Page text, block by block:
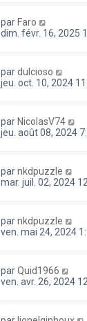
par Faro
dim. févr. 16, 2025
pardulcioso
jeu. oct. 10, 2024
par NicolasV74
jeu. août 08, 2024
parnkdpuzzle
mar. juil. 02, 2024
parnkdpuzzle
ven. mai 24, 2024
parQuid1966
ven. avr. 26, 2024